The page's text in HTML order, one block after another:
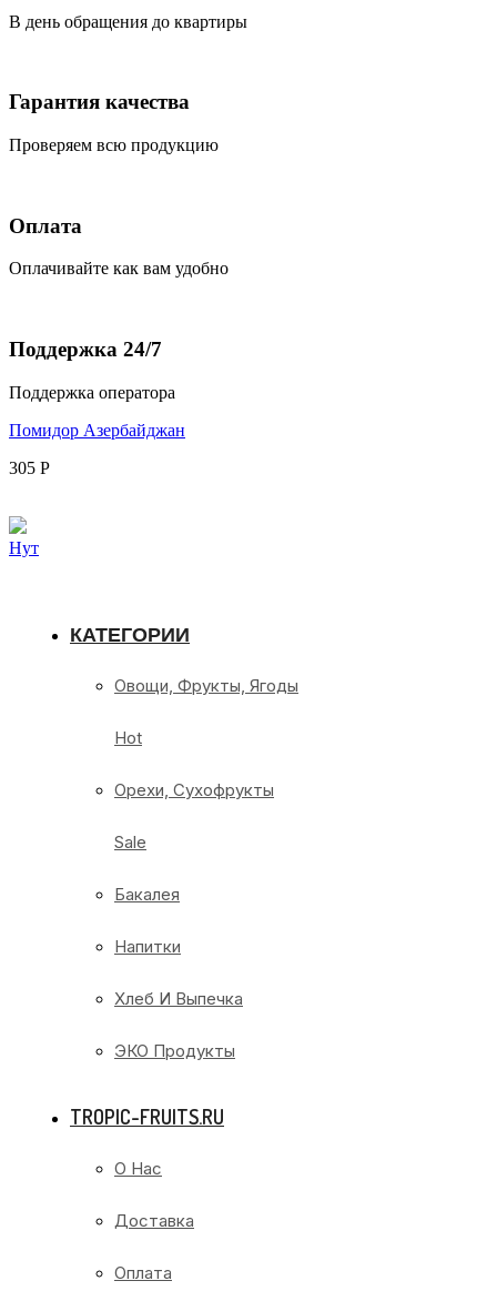
В день обращения до квартиры
Гарантия качества
Проверяем всю продукцию
Оплата
Оплачивайте как вам удобно
Поддержка 24/7
Поддержка оператора
Помидор Азербайджан
305 Р
Нут
КАТЕГОРИИ
Овощи, Фрукты, Ягоды
Hot
Орехи, Сухофрукты
Sale
Бакалея
Напитки
Хлеб И Выпечка
ЭКО Продукты
TROPIC-FRUITS.RU
О Нас
Доставка
Оплата